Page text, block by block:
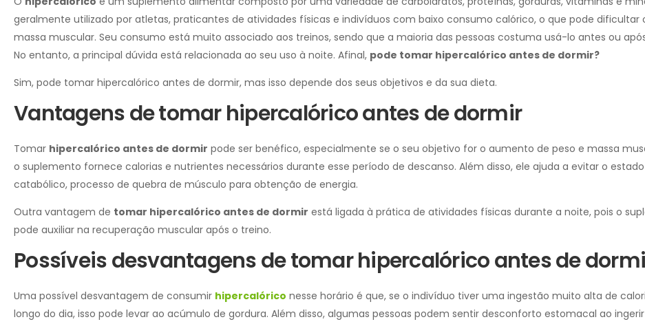
geralmente utilizado por atletas, praticantes de atividades físicas e indivíduos com baixo consumo calórico, o que pode dificultar
massa muscular. Seu consumo está muito associado aos treinos, sendo que a maioria das pessoas costuma usá-lo antes ou
No entanto, a principal dúvida está relacionada ao seu uso à noite. Afinal, pode tomar hipercalórico antes de dormir?
Sim, pode tomar hipercalórico antes de dormir, mas isso depende dos seus objetivos e da sua dieta.
Vantagens de tomar hipercalórico antes de dormir
Tomar hipercalórico antes de dormir pode ser benéfico, especialmente se o seu objetivo for o aumento de peso e massa
o suplemento fornece calorias e nutrientes necessários durante esse período de descanso. Além disso, ele ajuda a evitar o estado
catabólico, processo de quebra de músculo para obtenção de energia.
Outra vantagem de tomar hipercalórico antes de dormir está ligada à prática de atividades físicas durante a noite, pois o
pode auxiliar na recuperação muscular após o treino.
Possíveis desvantagens de tomar hipercalórico antes de
Uma possível desvantagem de consumir hipercalórico nesse horário é que, se o indivíduo tiver uma ingestão muito alta de
longo do dia, isso pode levar ao acúmulo de gordura. Além disso, algumas pessoas podem sentir desconforto estomacal ao